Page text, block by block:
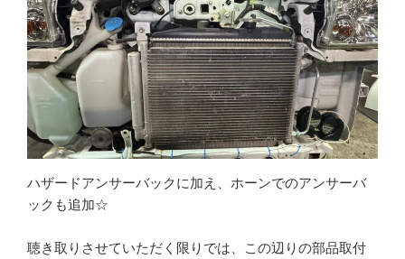
ハザードアンサーバックに加え、ホーンでのアンサーバ
ックも追加☆
聴き取りさせていただく限りでは、この辺りの部品取付